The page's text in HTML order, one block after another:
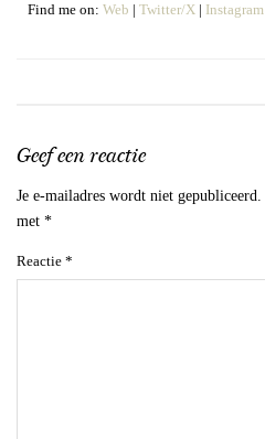
Find me on: Web | Twitter/X | Instagram
Geef een reactie
Je e-mailadres wordt niet gepubliceerd.
met *
Reactie *